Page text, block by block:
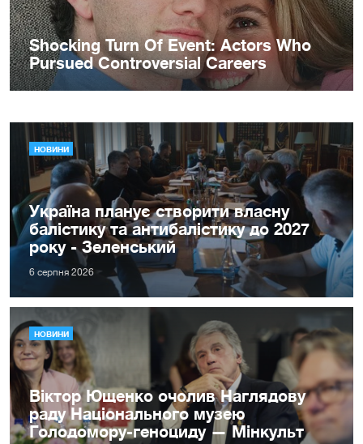
НОВИНИ
Україна планує створити власну
балістику та антибалістику до 2027
року - Зеленський
6 серпня 2026
НОВИНИ
Віктор Ющенко очолив Наглядову
раду Національного музею
Голодомору-геноциду — Мінкульт